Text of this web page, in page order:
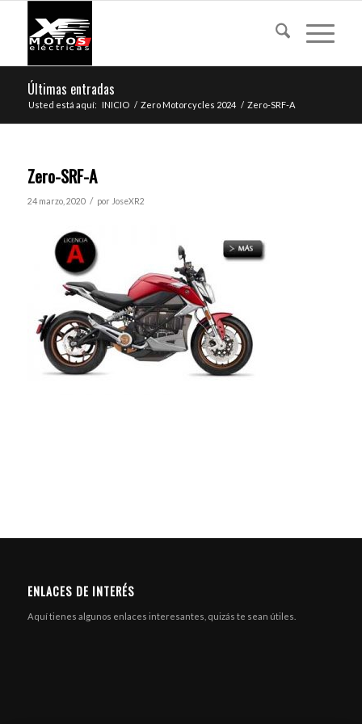
Últimas entradas
Usted está aquí: INICIO / Zero Motorcycles 2024 / Zero-SRF-A
Zero-SRF-A
24 marzo, 2020 / por JoseXR2
ENLACES DE INTERÉS
Aquí tienes algunos enlaces interesantes, quizás te sean útiles.